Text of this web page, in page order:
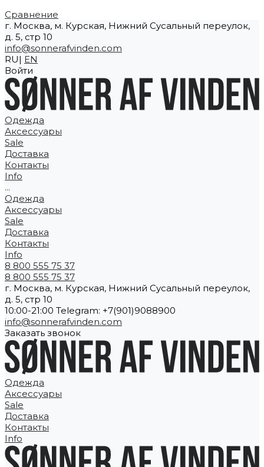
Сравнение
г. Москва, м. Курская, Нижний Сусальный переулок,
д. 5, стр 10
info@sonnerafvinden.com
RU| EN
Войти
Одежда
Аксессуары
Sale
Доставка
Контакты
Info
...
Одежда
Аксессуары
Sale
Доставка
Контакты
Info
8 800 555 75 37
8 800 555 75 37
г. Москва, м. Курская, Нижний Сусальный переулок,
д. 5, стр 10
10:00-21:00 Telegram: +7(901)9088900
info@sonnerafvinden.com
Заказать звонок
Одежда
Аксессуары
Sale
Доставка
Контакты
Info